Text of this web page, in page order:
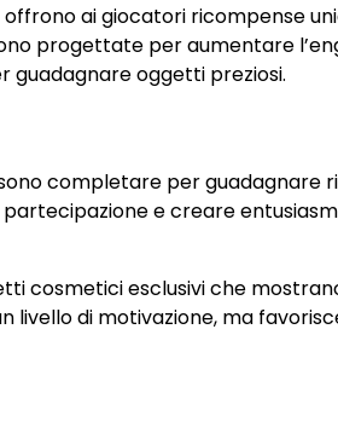
ai giocatori ricompense
progettate per aumentare
guadagnare oggetti preziosi.
completare per guadagnare
e creare
cosmetici esclusivi che
livello di motivazione, ma